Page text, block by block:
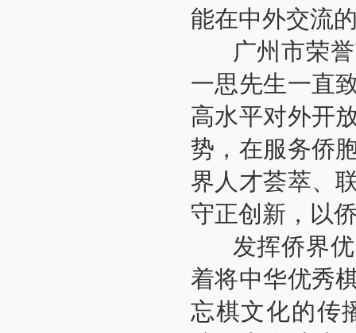
能在中外交流
广州市荣誉
一思先生一直
高水平对外开
势，在服务侨
界人才荟萃、
守正创新，以
发挥侨界优
着将中华优秀
忘棋文化的传